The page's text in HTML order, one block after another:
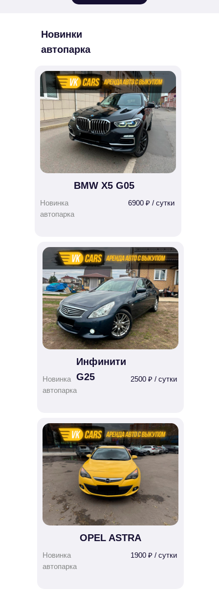
Новинки
автопарка
BMW X5 G05
Новинка
автопарка
6900 ₽ / сутки
Инфинити
G25
Новинка
автопарка
2500 ₽ / сутки
OPEL ASTRA
Новинка
автопарка
1900 ₽ / сутки